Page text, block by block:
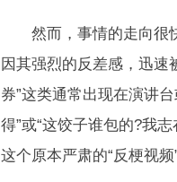
然而，事情的走向很快
因其强烈的反差感，迅速
券”这类通常出现在演讲
得”或“这饺子谁包的?我
这个原本严肃的“反梗视